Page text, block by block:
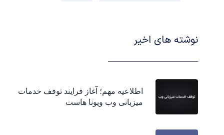
نوشته های اخیر
اطلاعیه مهم؛ آغاز فرایند توقف خدمات
میزبانی وب ویونا هاست